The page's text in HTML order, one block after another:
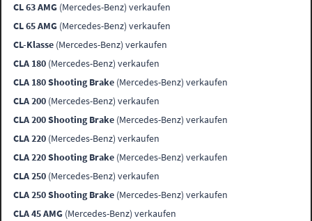
CL 63 AMG (Mercedes-Benz) verkaufen
CL 65 AMG (Mercedes-Benz) verkaufen
CL-Klasse (Mercedes-Benz) verkaufen
CLA 180 (Mercedes-Benz) verkaufen
CLA 180 Shooting Brake (Mercedes-Benz) verkaufen
CLA 200 (Mercedes-Benz) verkaufen
CLA 200 Shooting Brake (Mercedes-Benz) verkaufen
CLA 220 (Mercedes-Benz) verkaufen
CLA 220 Shooting Brake (Mercedes-Benz) verkaufen
CLA 250 (Mercedes-Benz) verkaufen
CLA 250 Shooting Brake (Mercedes-Benz) verkaufen
CLA 45 AMG (Mercedes-Benz) verkaufen